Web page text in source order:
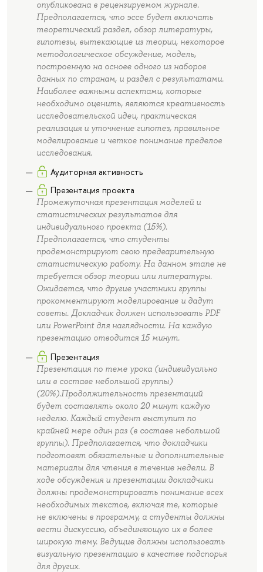
опубликована в рецензируемом журнале.
Предполагается, что эссе будет включать
теоретический раздел, обзор литературы,
гипотезы, вытекающие из теории, некоторое
методологическое обсуждение, модель,
построенную на основе одного из наборов
данных по странам, и раздел с результатами.
Наиболее важными аспектами, которые
необходимо оценить, являются креативность
исследовательской идеи, практическая
реализация и уточнение гипотез, правильное
моделирование и четкое понимание пределов
исследования.
Аудиторная активность
Презентация проекта
Промежуточная презентация моделей и
статистических результатов для
индивидуального проекта (15%).
Предполагается, что студенты
продемонстрируют свою предварительную
статистическую работу. На данном этапе не
требуется обзор теории или литературы.
Ожидается, что другие участники группы
прокомментируют моделирование и дадут
советы. Докладчик должен использовать PDF
или PowerPoint для наглядности. На каждую
презентацию отводится 15 минут.
Презентация
Презентация по теме урока (индивидуально
или в составе небольшой группы)
(20%).Продолжительность презентаций
будет составлять около 20 минут каждую
неделю. Каждый студент выступит по
крайней мере один раз (в составе небольшой
группы). Предполагается, что докладчики
подготовят обязательные и дополнительные
материалы для чтения в течение недели. В
ходе обсуждения и презентации докладчики
должны продемонстрировать понимание всех
необходимых текстов, включая те, которые
не включены в программу, а студенты должны
вести дискуссию, объединяющую их в более
широкую тему. Ведущие должны использовать
визуальную презентацию в качестве подспорья
для других.